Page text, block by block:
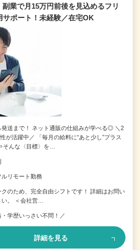
副業で月15万円前後を見込めるフリ
サポート！未経験／在宅OK
発送まで！ ネット通販の仕組みが学べる◎ ＼2
が活躍中／ 「毎月の給料に“あと少し”プラス
んな〈目標〉を…
リモート勤務
クのため、完全自由シフトです！ 詳細はお問い
。 ＜会社営…
学歴いっさい不問！／
詳細を見る